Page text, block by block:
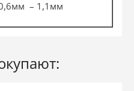
– 1,1мм